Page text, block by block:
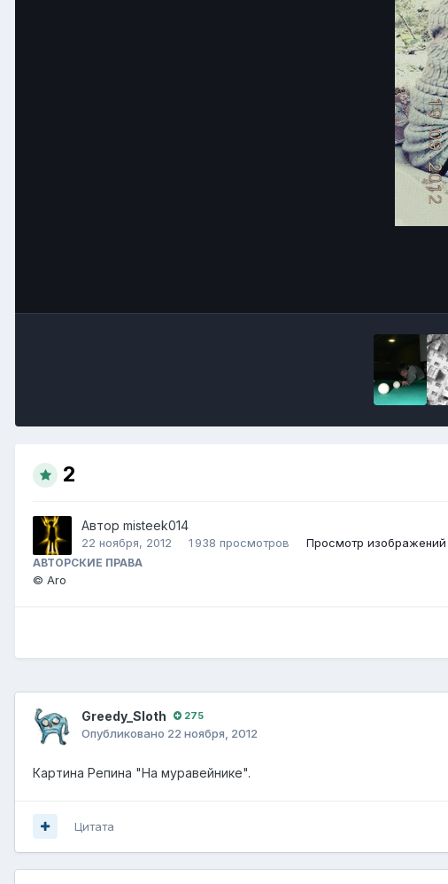
2
Автор misteek014
22 ноября, 2012 1 938 просмотров Просмотр изображений
АВТОРСКИЕ ПРАВА
© Aro
Greedy_Sloth 275
Опубликовано 22 ноября, 2012
Картина Репина "На муравейнике".
Цитата